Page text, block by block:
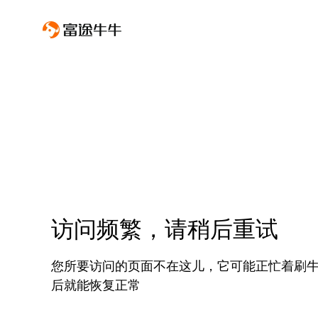
访问频繁，请稍后重试
您所要访问的页面不在这儿，它可能正忙着刷
后就能恢复正常